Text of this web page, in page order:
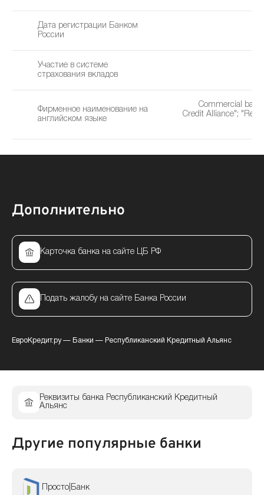
Дата регистрации Банком
России
Участие в системе
страхования вкладов
Фирменное наименование на
английском языке
Commercial
Credit Alliance";
Дополнительно
Карточка банка на сайте ЦБ РФ
Подать жалобу на сайте Банка России
ЕвроКредит.ру— Банки — Республиканский Кредитный Альянс
Реквизиты банка Республиканский Кредитный
Альянс
Другие популярные банки
Просто|Банк